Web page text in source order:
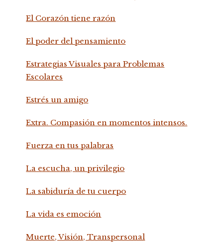
El Corazón tiene razón
El poder del pensamiento
Estrategias Visuales para Problemas
Escolares
Estrés un amigo
Extra. Compasión en momentos intensos.
Fuerza en tus palabras
La escucha, un privilegio
La sabiduría de tu cuerpo
La vida es emoción
Muerte, Visión, Transpersonal